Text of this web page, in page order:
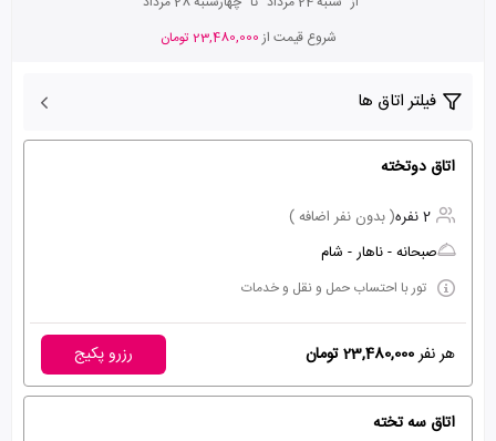
شروع قیمت از23,480,000 تومان
فیلتر اتاق ها
اتاق دوتخته
2 نفره
( بدون نفر اضافه )
صبحانه - ناهار - شام
تور با احتساب حمل و نقل و خدمات
هر نفر23,480,000 تومان رزرو پکیج
اتاق سه تخته